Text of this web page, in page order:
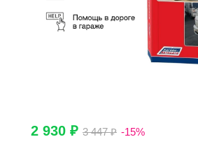
2 930 ₽ 3 447 ₽ -15%